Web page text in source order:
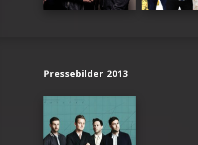
Pressebilder 2013